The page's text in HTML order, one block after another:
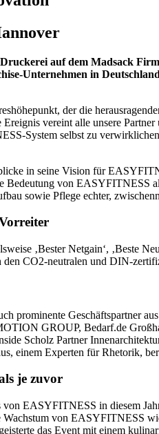
auf dem Madsack
Unternehmen in
der die
vereint alle unsere
System selbst zu
in seine Vision für
von EASYFITNESS
sowie Pflege echter,
‚Bester Netgain‘, ‚Beste
den CO2-neutralen und DIN-
prominente Geschäftspartner
GROUP, Bedarf.de
Scholz Partner
einem Experten für Rhetorik,
je zuvor
EASYFITNESS in diesem
von EASYFITNESS
das Event mit einem